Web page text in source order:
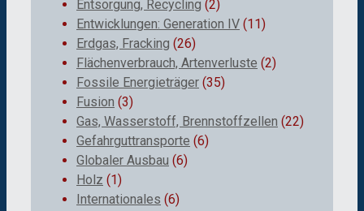
Entsorgung, Recycling (2)
Entwicklungen: Generation IV (11)
Erdgas, Fracking (26)
Flächenverbrauch, Artenverluste (2)
Fossile Energieträger (35)
Fusion (3)
Gas, Wasserstoff, Brennstoffzellen (22)
Gefahrguttransporte (6)
Globaler Ausbau (6)
Holz (1)
Internationales (6)